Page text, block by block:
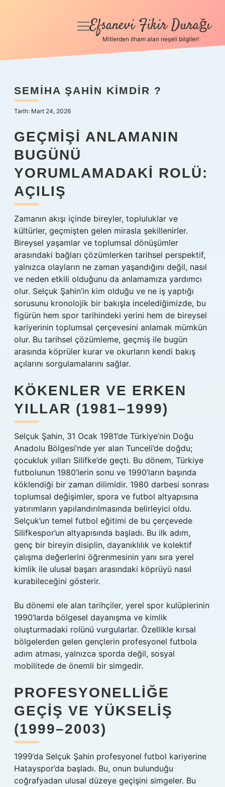
Anasayfa
Yasal Uyarı
Hakkımızda
menüyü
Efsanevi Fikir Durağı
Mitlerden ilham alan neşeli bilgiler!
SEMIHA ŞAHIN KIMDIR ?
Tarih: Mart 24, 2026
GEÇMIŞI ANLAMANIN
BUGÜNÜ
YORUMLAMADAKI ROLÜ:
AÇILIŞ
Zamanın akışı içinde bireyler, topluluklar ve
kültürler, geçmişten gelen mirasla şekillenirler.
Bireysel yaşamlar ve toplumsal dönüşümler
arasındaki bağları çözümlerken tarihsel perspektif,
yalnızca olayların ne zaman yaşandığını değil, nasıl
ve neden etkili olduğunu da anlamamıza yardımcı
olur. Selçuk Şahin’in kim olduğu ve ne iş yaptığı
sorusunu kronolojik bir bakışla incelediğimizde, bu
figürün hem spor tarihindeki yerini hem de bireysel
kariyerinin toplumsal çerçevesini anlamak mümkün
olur. Bu tarihsel çözümleme, geçmiş ile bugün
arasında köprüler kurar ve okurların kendi bakış
açılarını sorgulamalarını sağlar.
KÖKENLER VE ERKEN
YILLAR (1981–1999)
Selçuk Şahin, 31 Ocak 1981’de Türkiye’nin Doğu
Anadolu Bölgesi’nde yer alan Tunceli’de doğdu;
çocukluk yılları Silifke’de geçti. Bu dönem, Türkiye
futbolunun 1980’lerin sonu ve 1990’ların başında
köklendiği bir zaman dilimidir. 1980 darbesi sonrası
toplumsal değişimler, spora ve futbol altyapısına
yatırımların yapılandırılmasında belirleyici oldu.
Selçuk’un temel futbol eğitimi de bu çerçevede
Silifkespor’un altyapısında başladı. Bu ilk adım,
genç bir bireyin disiplin, dayanıklılık ve kolektif
çalışma değerlerini öğrenmesinin yanı sıra yerel
kimlik ile ulusal başarı arasındaki köprüyü nasıl
kurabileceğini gösterir.
Bu dönemi ele alan tarihçiler, yerel spor kulüplerinin
1990’larda bölgesel dayanışma ve kimlik
oluşturmadaki rolünü vurgularlar. Özellikle kırsal
bölgelerden gelen gençlerin profesyonel futbola
adım atması, yalnızca sporda değil, sosyal
mobilitede de önemli bir simgedir.
PROFESYONELLIĞE
GEÇIŞ VE YÜKSELIŞ
(1999–2003)
1999’da Selçuk Şahin profesyonel futbol kariyerine
Hatayspor’da başladı. Bu, onun bulunduğu
coğrafyadan ulusal düzeye geçişini simgeler. Bu